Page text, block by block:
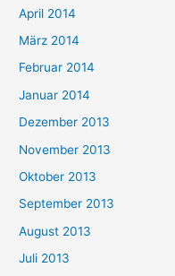
April 2014
März 2014
Februar 2014
Januar 2014
Dezember 2013
November 2013
Oktober 2013
September 2013
August 2013
Juli 2013